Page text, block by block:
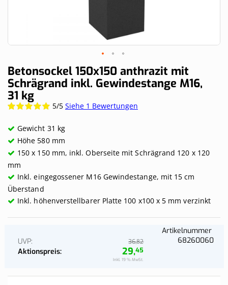
Skip
to
the
beginning
of
gallery
Betonsockel 150x150 anthrazit mit
Schrägrand inkl. Gewindestange M16,
31 kg
Wertung:
5/5 Siehe 1 Bewertungen
Gewicht 31 kg
Höhe 580 mm
150 x 150 mm, inkl. Oberseite mit Schrägrand 120 x 120
mm
Inkl. eingegossener M16 Gewindestange, mit 15 cm
Überstand
Inkl. höhenverstellbarer Platte 100 x100 x 5 mm verzinkt
UVP 36,82
Aktionspreis 29,45
Inkl. 19 % MwSt.
Artikelnummer
68260060